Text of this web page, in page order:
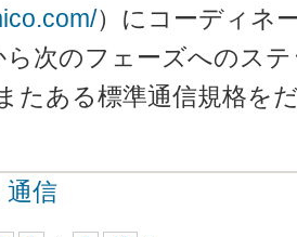
）にコーディネ
ら次のフェーズへのス
たある標準通信規格を
通信